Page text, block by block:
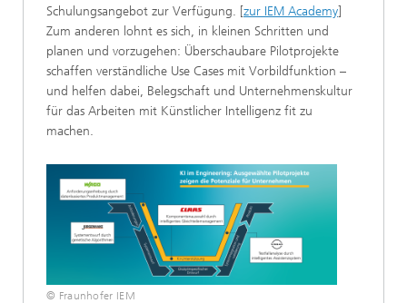
Schulungsangebot zur Verfügung. [zur IEM Academy]
Zum anderen lohnt es sich, in kleinen Schritten und
planen und vorzugehen: Überschaubare Pilotprojekte
schaffen verständliche Use Cases mit Vorbildfunktion –
und helfen dabei, Belegschaft und Unternehmenskultur
für das Arbeiten mit Künstlicher Intelligenz fit zu
machen.
© Fraunhofer IEM